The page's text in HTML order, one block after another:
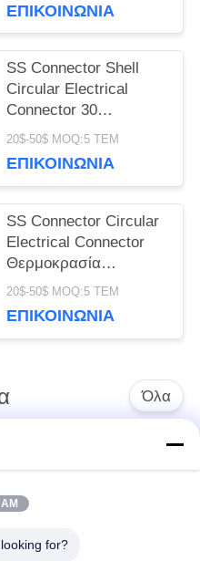
Steel Passivated.90°
ΕΠΙΚΟΙΝΩΝΊΑ
SS Connector Shell
Circular Electrical
Connector 30
Contacts.EN2997
υψηλής
σειρά
20$-50$ MOQ:5 ΤΕΜ
ΕΠΙΚΟΙΝΩΝΊΑ
SS Connector Circular
Electrical Connector
Θερμοκρασία
λειτουργίας μείον 55
Κελσίου Ανθεκτικό και
20$-50$ MOQ:5 ΤΕΜ
ΕΠΙΚΟΙΝΩΝΊΑ
Όλα
Σειρά MIL-DTL-26482
for?